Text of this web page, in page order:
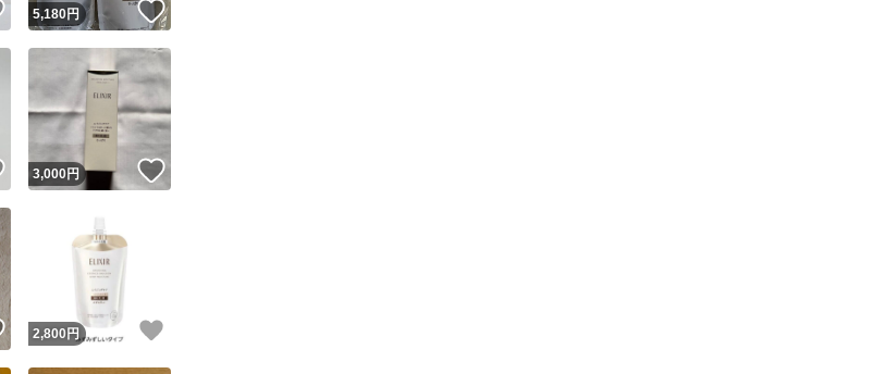
いいね！
5,180円 いいね！
いいね！
3,000円
いいね！
2,800 円